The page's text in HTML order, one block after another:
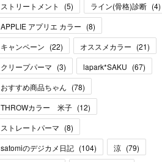
ストリートメント
(5) ライン(骨格)診断 (4)
APPLIE アプリエ カラー (8)
キャンペーン (22) オススメカラー (21)
クリープパーマ (3) lapark*SAKU (67)
おすすめ商品ちゃん (78)
THROWカラー 米子 (12)
ストレートパーマ (8)
satomiのデジカメ日記 (104) 涼 (79)